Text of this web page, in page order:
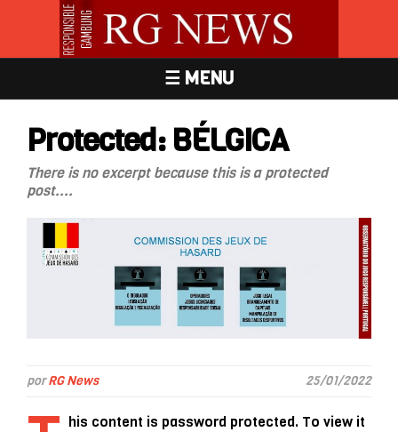
☰ MENU
Protected: BÉLGICA
There is no excerpt because this is a protected
post....
porRG News 25/01/2022
his content is password protected. To view it